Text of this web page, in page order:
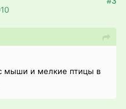
мыши и мелкие птицы в